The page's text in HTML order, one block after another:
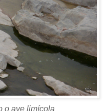
o ave limícola